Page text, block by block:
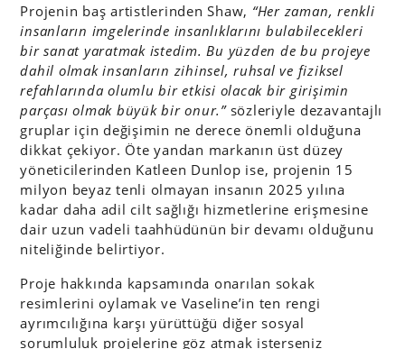
Projenin baş artistlerinden Shaw, “Her zaman, renkli
insanların imgelerinde insanlıklarını bulabilecekleri
bir sanat yaratmak istedim. Bu yüzden de bu projeye
dahil olmak insanların zihinsel, ruhsal ve fiziksel
refahlarında olumlu bir etkisi olacak bir girişimin
parçası olmak büyük bir onur.” sözleriyle dezavantajlı
gruplar için değişimin ne derece önemli olduğuna
dikkat çekiyor. Öte yandan markanın üst düzey
yöneticilerinden Katleen Dunlop ise, projenin 15
milyon beyaz tenli olmayan insanın 2025 yılına
kadar daha adil cilt sağlığı hizmetlerine erişmesine
dair uzun vadeli taahhüdünün bir devamı olduğunu
niteliğinde belirtiyor.
Proje hakkında kapsamında onarılan sokak
resimlerini oylamak ve Vaseline’in ten rengi
ayrımcılığına karşı yürüttüğü diğer sosyal
sorumluluk projelerine göz atmak isterseniz